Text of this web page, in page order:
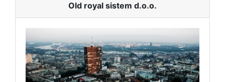
Old royal sistem d.o.o.